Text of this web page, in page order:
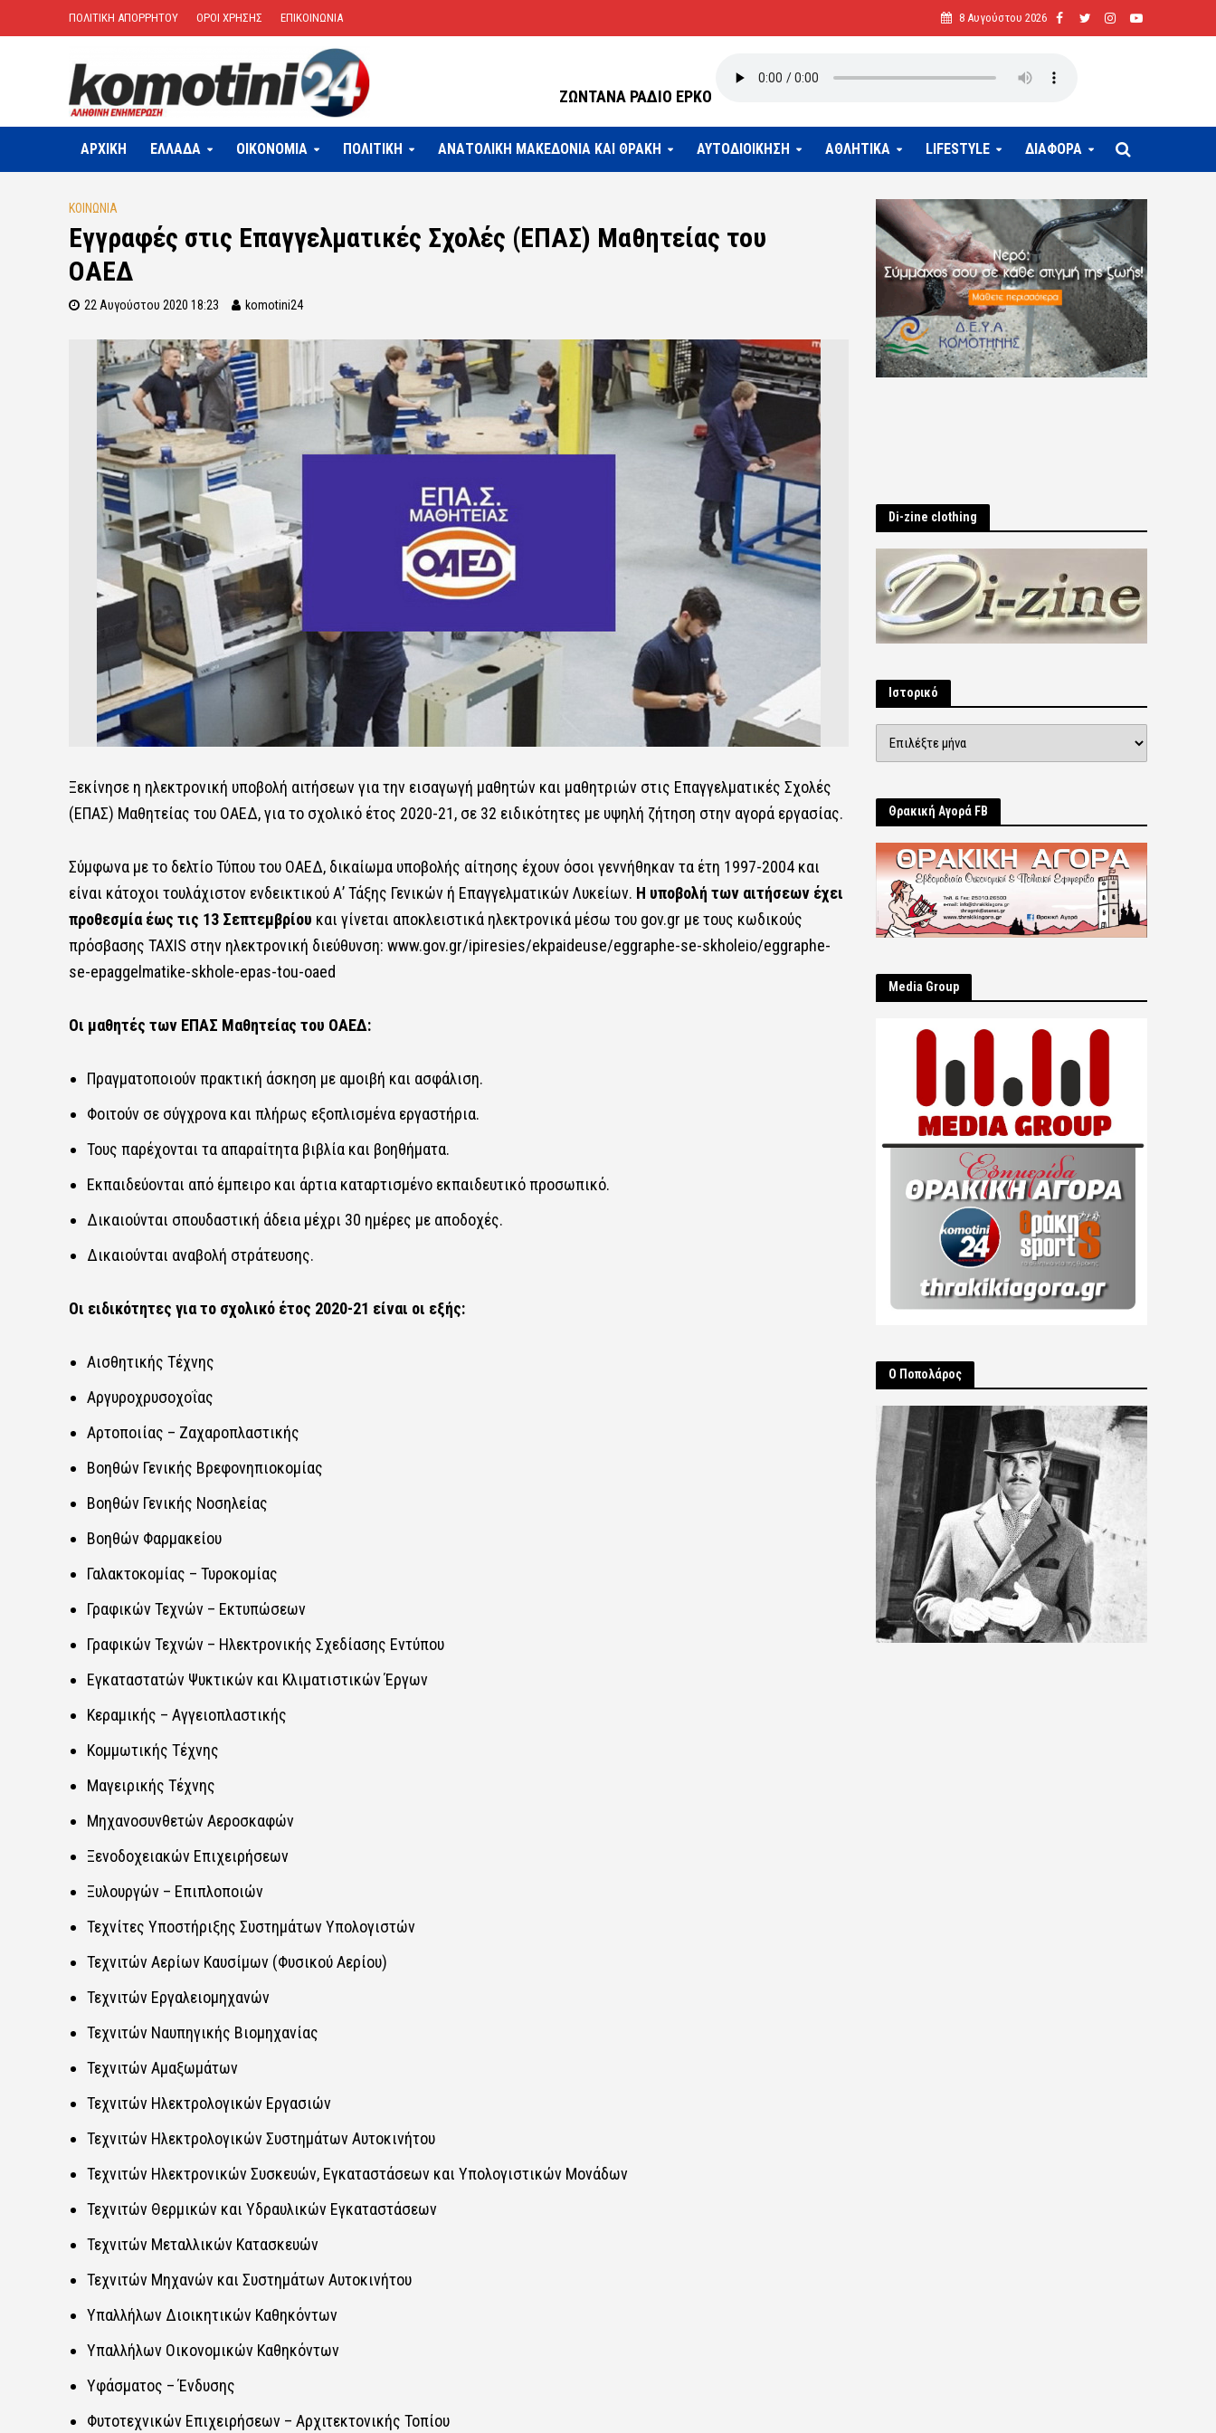
ΠΟΛΙΤΙΚΗ ΑΠΟΡΡΗΤΟΥ ΟΡΟΙ ΧΡΗΣΗΣ ΕΠΙΚΟΙΝΩΝΙΑ 8 Αυγούστου 2026
ΖΩΝΤΑΝΑ ΡΑΔΙΟ ΕΡΚΟ
ΑΡΧΙΚΗ ΕΛΛΑΔΑ OIKONOMIA ΠΟΛΙΤΙΚΗ ΑΝΑΤΟΛΙΚΗ ΜΑΚΕΔΟΝΙΑ ΚΑΙ ΘΡΑΚΗ ΑΥΤΟΔΙΟΙΚΗΣΗ ΑΘΛΗΤΙΚΑ LIFESTYLE ΔΙΑΦΟΡΑ
ΚΟΙΝΩΝΙΑ
Εγγραφές στις​​ Επαγγελματικές Σχολές (ΕΠΑΣ) Μαθητείας του
ΟΑΕΔ
22 Αυγούστου 2020 18:23 komotini24
Ξεκίνησε η ηλεκτρονική υποβολή αιτήσεων​​ για την εισαγωγή μαθητών και μαθητριών στις​​ Επαγγελματικές Σχολές
(ΕΠΑΣ) Μαθητείας του ΟΑΕΔ, για το σχολικό έτος 2020-21, σε 32 ειδικότητες με υψηλή ζήτηση στην αγορά εργασίας.​​
Σύμφωνα με το δελτίο Τύπου του​​ ΟΑΕΔ, δικαίωμα υποβολής αίτησης έχουν​​ όσοι γεννήθηκαν τα έτη 1997-2004​​και
είναι κάτοχοι τουλάχιστον ενδεικτικού Α’ Τάξης Γενικών ή Επαγγελματικών Λυκείων. Η υποβολή των αιτήσεων​​ έχει
προθεσμία έως τις 13 Σεπτεμβρίου ​​ και​​ γίνεται​​ αποκλειστικά ηλεκτρονικά μέσω του gov.gr​​ με τους κωδικούς
πρόσβασης TAXIS στην ηλεκτρονική διεύθυνση: ​​ www.gov.gr/ipiresies/ekpaideuse/eggraphe-se-skholeio/eggraphe-
se-epaggelmatike-skhole-epas-tou-oaed
Οι μαθητές των ΕΠΑΣ Μαθητείας του ΟΑΕΔ:
Πραγματοποιούν πρακτική άσκηση με αμοιβή και ασφάλιση.​​
Φοιτούν σε σύγχρονα και πλήρως εξοπλισμένα εργαστήρια.​​
Τους παρέχονται τα απαραίτητα βιβλία και βοηθήματα.​​
Εκπαιδεύονται από έμπειρο και άρτια καταρτισμένο εκπαιδευτικό προσωπικό.​​
Δικαιούνται σπουδαστική άδεια μέχρι 30 ημέρες με αποδοχές.​​
Δικαιούνται αναβολή στράτευσης.
Οι ειδικότητες για το σχολικό έτος 2020-21 είναι οι εξής:​​
Αισθητικής Τέχνης​​
Αργυροχρυσοχοΐας​​
Αρτοποιίας – Ζαχαροπλαστικής​​
Βοηθών Γενικής Βρεφονηπιοκομίας​​
Βοηθών Γενικής Νοσηλείας​​
Βοηθών Φαρμακείου​​
Γαλακτοκομίας – Τυροκομίας​​
Γραφικών Τεχνών – Εκτυπώσεων​​
Γραφικών Τεχνών – Ηλεκτρονικής Σχεδίασης Εντύπου​​
Εγκαταστατών Ψυκτικών και Κλιματιστικών Έργων​​
Κεραμικής – Αγγειοπλαστικής​​
Κομμωτικής Τέχνης​​
Μαγειρικής Τέχνης​​
Μηχανοσυνθετών Αεροσκαφών​​
Ξενοδοχειακών Επιχειρήσεων​​
Ξυλουργών – Επιπλοποιών​​
Τεχνίτες Υποστήριξης Συστημάτων Υπολογιστών​​
Τεχνιτών Αερίων Καυσίμων (Φυσικού Αερίου)​​
Τεχνιτών Εργαλειομηχανών​​
Τεχνιτών Ναυπηγικής Βιομηχανίας​​
Τεχνιτών Αμαξωμάτων​​
Τεχνιτών Ηλεκτρολογικών Εργασιών​​
Τεχνιτών Ηλεκτρολογικών Συστημάτων Αυτοκινήτου​​
Τεχνιτών Ηλεκτρονικών Συσκευών, Εγκαταστάσεων και Υπολογιστικών Μονάδων​​
Τεχνιτών Θερμικών και Υδραυλικών Εγκαταστάσεων​​
Τεχνιτών Μεταλλικών Κατασκευών​​
Τεχνιτών Μηχανών και Συστημάτων Αυτοκινήτου​​
Υπαλλήλων Διοικητικών Καθηκόντων​​
Υπαλλήλων Οικονομικών Καθηκόντων​​
Υφάσματος – Ένδυσης​​
Φυτοτεχνικών Επιχειρήσεων – Αρχιτεκτονικής Τοπίου​​
Di-zine clothing
Ιστορικό
Θρακική Αγορά FB
Μedia Group
Ο Ποπολάρος